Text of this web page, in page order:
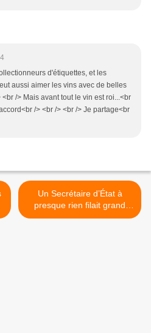
d'étiquettes, et les
aussi aimer les vins avec de belles
/> Mais avant tout le vin est roi...<br
/> <br /> <br /> Je partage<br
Un Secrétaire d’État à
presque rien filait grand
train entre Varenne et